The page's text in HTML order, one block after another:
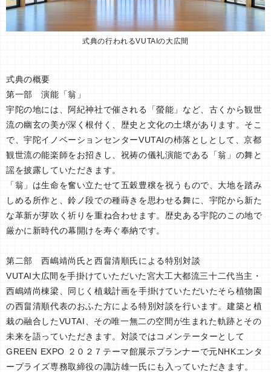
式典の行われるVUTAIの大広間
式典の概要
第一部 演能「翁」
宇陀の地には、阿紀神社で催される「螢能」など、古くから観世
流の幽玄の美が深く根付く、歴史と文化の土壌があります。そこ
で、宇陀イノベーションセンターVUTAIの杮落としとして、京都
観世流の能楽師をお招きし、祝祷の儀礼演能である「翁」の舞と
謡を披露していただきます。
「翁」は生命を奮い立たせて五穀豊穣を祝うもので、大地を踏み
しめる所作と、鈴ノ段での種蒔きを思わせる舞に、宇陀から新た
な革新が芽吹く祈りを重ね合わせます。歴史ある宇陀のこの地で
厳かに新時代の幕開けを寿ぐ奉納です。
第二部 西嶋靖尚氏と西畠清順氏による特別対談
VUTAI大広間を手掛けていただいた宮大工大都流三十二代当主・
西嶋靖尚棟梁、同じく植栽計画を手掛けていただいたそら植物園
の西畠清順代表のおふた方による特別対談を行います。建築と植
栽の融合したVUTAI、その唯一無二の空間が生まれた軌跡とその
未来を語っていただきます。対談ではコメンテーターとして
GREEN EXPO ２０２７テーマ館展示プランナーで元NHKエンタ
ープライズ専務取締役の諏訪雄一氏にも入っていただきます。